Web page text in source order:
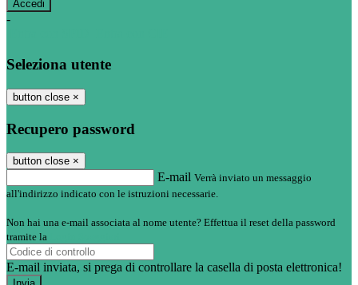
-
Seleziona utente
button close ×
Recupero password
button close ×
E-mail Verrà inviato un messaggio
all'indirizzo indicato con le istruzioni necessarie.
Non hai una e-mail associata al nome utente? Effettua il reset della password
tramite la
E-mail inviata, si prega di controllare la casella di posta elettronica!